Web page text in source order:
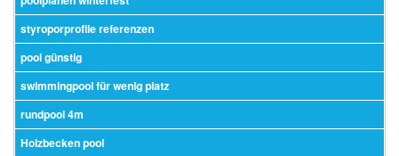
styroporprofile referenzen
pool günstig
swimmingpool für wenig platz
rundpool 4m
Holzbecken pool